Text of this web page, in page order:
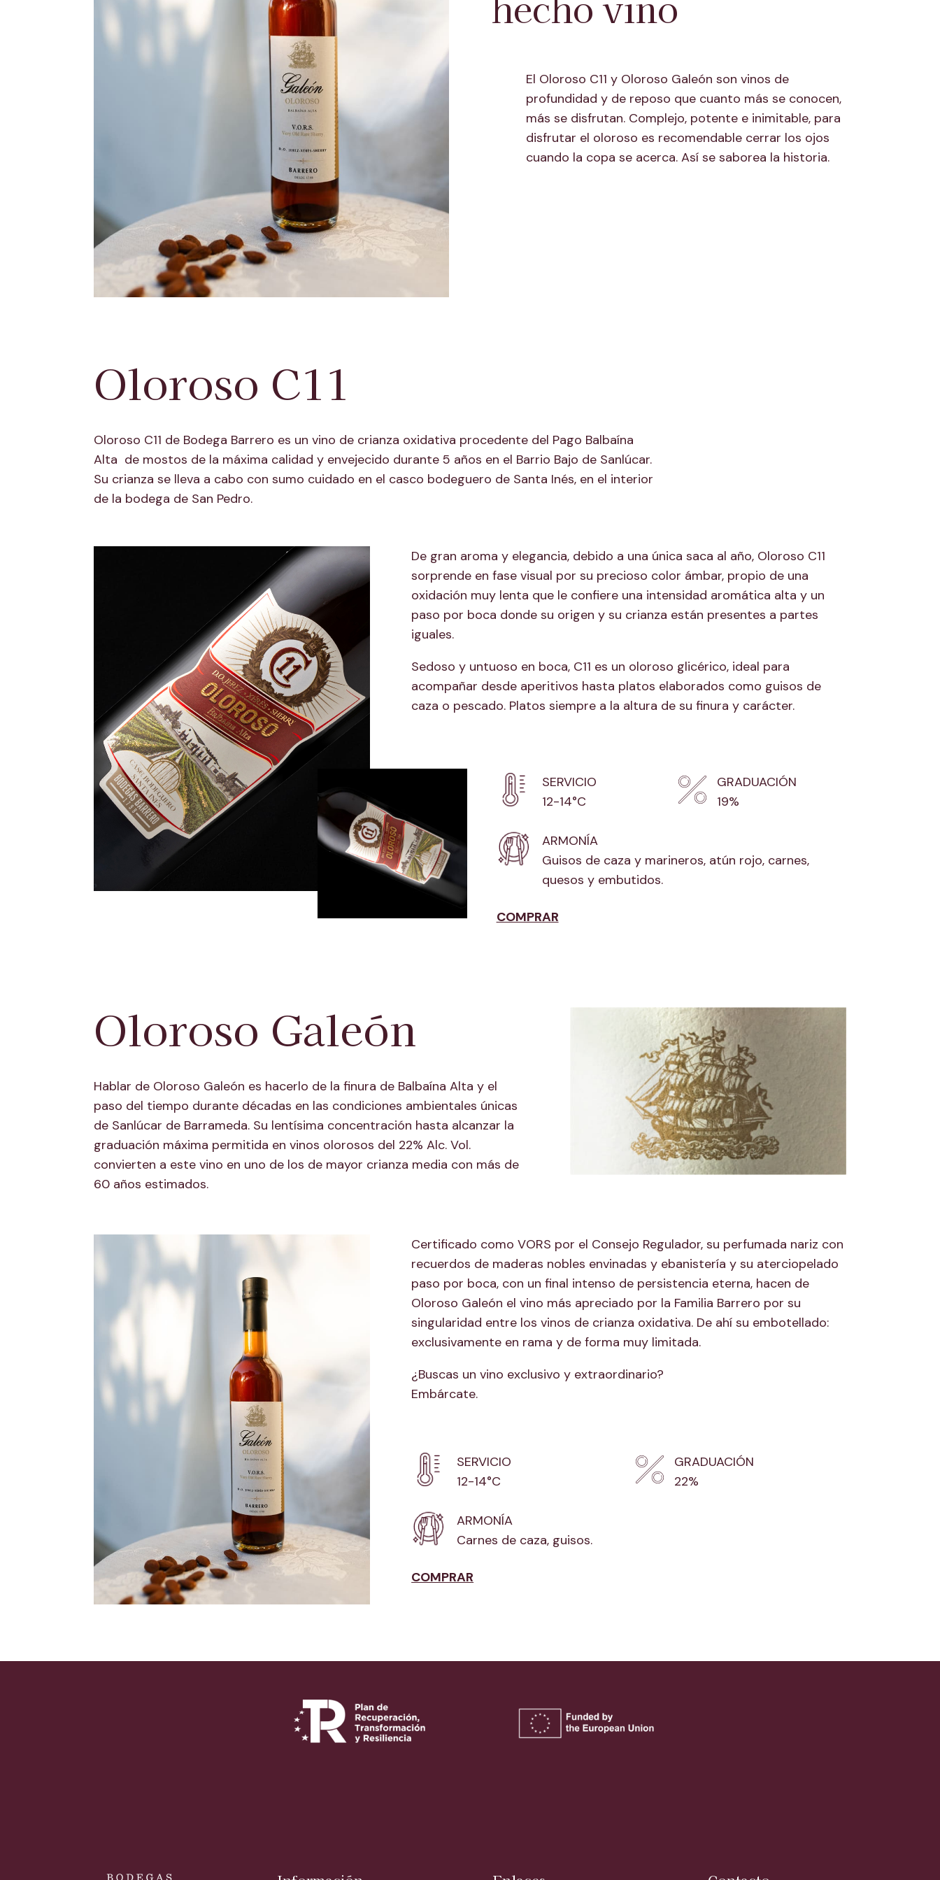
El Oloroso C11 y Oloroso Galeón son vinos de
profundidad y de reposo que cuanto más se conocen,
más se disfrutan. Complejo, potente e inimitable, para
disfrutar el oloroso es recomendable cerrar los ojos
cuando la copa se acerca. Así se saborea la historia.
Oloroso C11
Oloroso C11 de Bodega Barrero es un vino de crianza oxidativa procedente del Pago Balbaína
Alta de mostos de la máxima calidad y envejecido durante 5 años en el Barrio Bajo de Sanlúcar.
Su crianza se lleva a cabo con sumo cuidado en el casco bodeguero de Santa Inés, en el interior
de la bodega de San Pedro.
De gran aroma y elegancia, debido a una única saca al año, Oloroso C11
sorprende en fase visual por su precioso color ámbar, propio de una
oxidación muy lenta que le confiere una intensidad aromática alta y un
paso por boca donde su origen y su crianza están presentes a partes
iguales.
Sedoso y untuoso en boca, C11 es un oloroso glicérico, ideal para
acompañar desde aperitivos hasta platos elaborados como guisos de
caza o pescado. Platos siempre a la altura de su finura y carácter.
SERVICIO
12-14°C
GRADUACIÓN
19%
ARMONÍA
Guisos de caza y marineros, atún rojo, carnes,
quesos y embutidos.
COMPRAR
Oloroso Galeón
Hablar de Oloroso Galeón es hacerlo de la finura de Balbaína Alta y el
paso del tiempo durante décadas en las condiciones ambientales únicas
de Sanlúcar de Barrameda. Su lentísima concentración hasta alcanzar la
graduación máxima permitida en vinos olorosos del 22% Alc. Vol.
convierten a este vino en uno de los de mayor crianza media con más de
60 años estimados.
Certificado como VORS por el Consejo Regulador, su perfumada nariz con
recuerdos de maderas nobles envinadas y ebanistería y su aterciopelado
paso por boca, con un final intenso de persistencia eterna, hacen de
Oloroso Galeón el vino más apreciado por la Familia Barrero por su
singularidad entre los vinos de crianza oxidativa. De ahí su embotellado:
exclusivamente en rama y de forma muy limitada.
¿Buscas un vino exclusivo y extraordinario?
Embárcate.
SERVICIO
12-14°C
GRADUACIÓN
22%
ARMONÍA
Carnes de caza, guisos.
COMPRAR